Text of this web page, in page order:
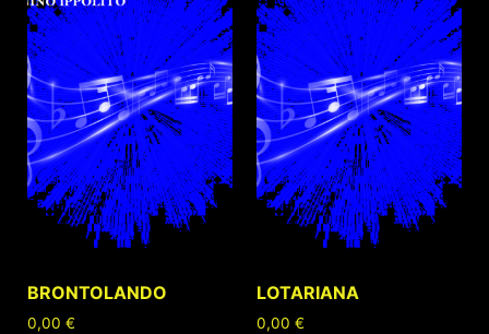
BRONTOLANDO
0,00€
LOTARIANA
0,00€